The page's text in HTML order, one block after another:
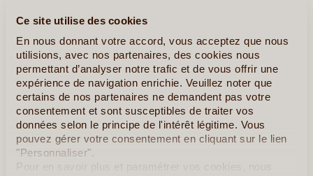
Ce site utilise des cookies
En nous donnant votre accord, vous acceptez que nous
utilisions, avec nos partenaires, des cookies nous
permettant d’analyser notre trafic et de vous offrir une
expérience de navigation enrichie. Veuillez noter que
certains de nos partenaires ne demandent pas votre
consentement et sont susceptibles de traiter vos
données selon le principe de l'intérêt légitime. Vous
pouvez gérer votre consentement en cliquant sur le lien
"Personnaliser".
Pour en savoir plus et paramétrer vos cookies, nous
Déjeuner libre en cours de visite.
Visite du Musée d’Art de Noukous
, également connu
sous le nom de musée Igor Stavisky. C’est la deuxième
plus grande galerie d’avant-garde russe au monde, après
celle du musée russe de Saint-Pétersbourg (fermé le
lundi). Visite de l’ensemble archéologique de Mizdakhan,
situé autour de Noukous, un ancien cimetière qui mérite
un arrêt (si le temps le permet).